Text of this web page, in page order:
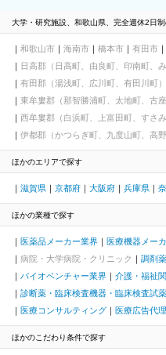
大学・研究施設、和歌山県、完全週休2日
和歌山市 海南市 橋本市 有田市
日高郡（日高町、由良町、印南町、
有田郡（湯浅町、広川町、有田川町）
東牟婁郡（那智勝浦町、太地町、古
西牟婁郡（白浜町、上富田町、すさみ
伊都郡（かつらぎ町、九度山町、高野
ほかのエリアで探す
滋賀県 京都府 大阪府 兵庫県
ほかの業種で探す
医薬品メーカー業界 医療機器メー
病院・大学病院・クリニック
調剤
バイオベンチャー業界
介護・福祉
診断薬・臨床検査機器・臨床検査試
医療コンサルティング
医療広告代
ほかのこだわり条件で探す